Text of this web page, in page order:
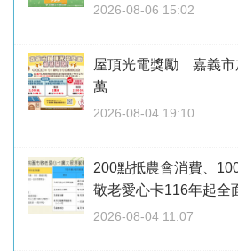
2026-08-06 15:02
屋頂光電獎勵 嘉義市
萬
2026-08-04 19:10
200點抵農會消費、
敬老愛心卡116年起全
2026-08-04 11:07